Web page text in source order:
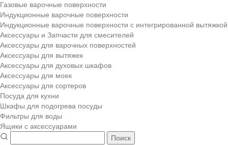
Газовые варочные поверхности
Индукционные варочные поверхности
Индукционные варочные поверхности с интегрированной вытяжкой
Аксессуары и Запчасти для смесителей
Аксессуары для варочных поверхностей
Аксессуары для вытяжек
Аксессуары для духовых шкафов
Аксессуары для моек
Аксессуары для сортеров
Посуда для кухни
Шкафы для подогрева посуды
Фильтры для воды
Ящики с аксессуарами
Поиск